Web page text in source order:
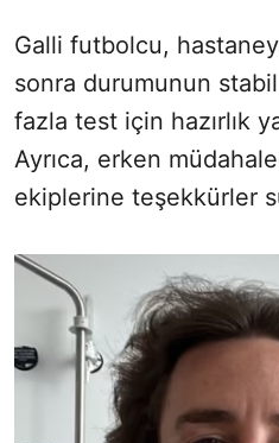
Galli futbolcu,
sonra durumunun
fazla test için hazırlık
Ayrıca, erken
ekiplerine teşekkürler